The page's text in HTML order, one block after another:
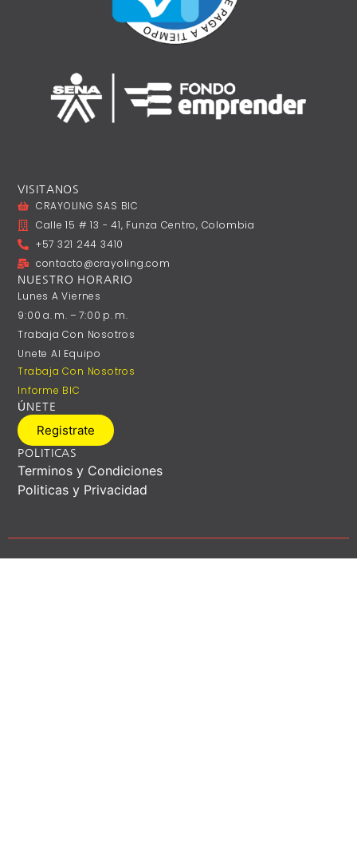
VISITANOS
CRAYOLING SAS BIC
Calle 15 # 13 - 41, Funza Centro, Colombia
+57 321 244 3410
contacto@crayoling.com
NUESTRO HORARIO
Lunes A ‎Viernes
9:00 A. M. – 7:00 P. M.
Trabaja Con Nosotros
Unete Al Equipo
Trabaja Con Nosotros
Informe BIC
ÚNETE
Registrate
POLITICAS
Terminos y Condiciones
Politicas y Privacidad